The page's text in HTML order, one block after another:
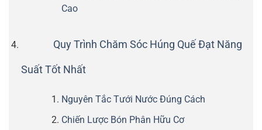
Cao
Quy Trình Chăm Sóc Húng Quế Đạt Năng
Suất Tốt Nhất
Nguyên Tắc Tưới Nước Đúng Cách
Chiến Lược Bón Phân Hữu Cơ